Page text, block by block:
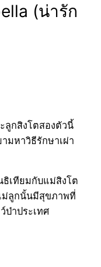
(น่ารัก
ลูกสิงโตสองตัวนี้
มหาวิธีรักษาเผ่า
เทียมกับแม่สิงโต
ม่ลูกนั้นมีสุขภาพที่
ป่าประเทศ